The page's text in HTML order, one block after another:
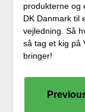
produkterne og
DK Danmark til
vejledning. Så
så tag et kig på
bringer!